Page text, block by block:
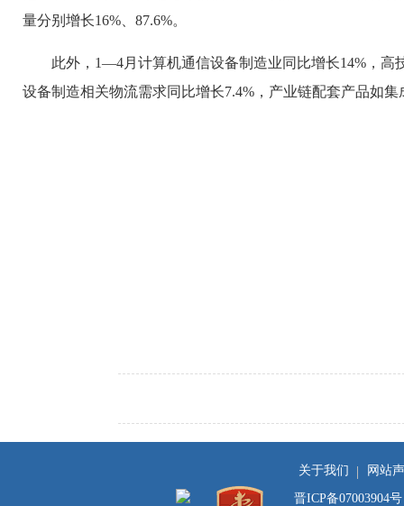
量分别增长16%、87.6%。
此外，1—4月计算机通信设备制造业同比增长14%，
设备制造相关物流需求同比增长7.4%，产业链配套产品如
关于我们 网站
晋ICP备07003904号